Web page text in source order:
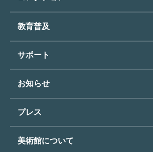
団体のご利用について
バリアフリー／小さなお子様
フロアマップ
ミュージアムショップ
カフェ
展覧会スケジュール
過去の展覧会
コレクショントップ
東郷青児
コレクションハイライト
教育普及
教育普及トップ
オンラインで美術鑑賞
博物館実習について
サポート
よくあるご質問
東郷⻘児作品著作権申請
お知らせ
お知らせトップ
プレス
プレスリリーストップ
美術館について